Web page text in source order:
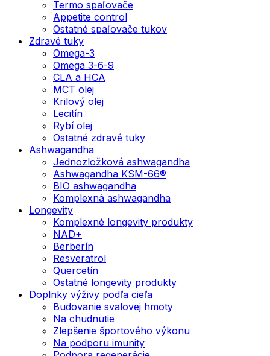
Termo spaľovače
Appetite control
Ostatné spaľovače tukov
Zdravé tuky
Omega-3
Omega 3-6-9
CLA a HCA
MCT olej
Krilový olej
Lecitín
Rybí olej
Ostatné zdravé tuky
Ashwagandha
Jednozložková ashwagandha
Ashwagandha KSM-66®
BIO ashwagandha
Komplexná ashwagandha
Longevity
Komplexné longevity produkty
NAD+
Berberín
Resveratrol
Quercetín
Ostatné longevity produkty
Doplnky výživy podľa cieľa
Budovanie svalovej hmoty
Na chudnutie
Zlepšenie športového výkonu
Na podporu imunity